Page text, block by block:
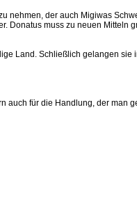
nehmen, der auch Migiwas
Donatus muss zu neuen Mitteln
Land. Schließlich gelangen
auch für die Handlung, der